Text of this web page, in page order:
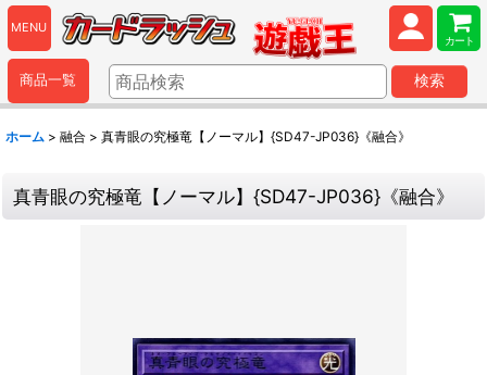
MENU
カート
商品一覧 検索
ホーム > 融合 > 真青眼の究極竜【ノーマル】{SD47-JP036}《融合》
真青眼の究極竜【ノーマル】{SD47-JP036}《融合》